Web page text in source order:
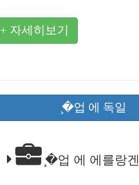
+ 자세히보기
̧�업 에 독일
̧�업 에 에를랑겐